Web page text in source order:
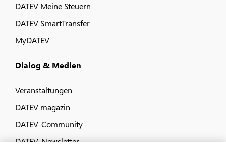
DATEV Meine Steuern
DATEV SmartTransfer
MyDATEV
Dialog & Medien
Veranstaltungen
DATEV magazin
DATEV-Community
DATEV-Newsletter